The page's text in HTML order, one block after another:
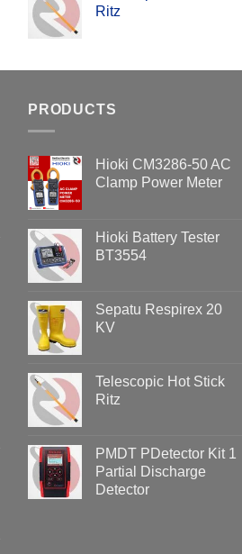
Ritz
PRODUCTS
Hioki CM3286-50 AC
Clamp Power Meter
Hioki Battery Tester
BT3554
Sepatu Respirex 20
KV
Telescopic Hot Stick
Ritz
PMDT PDetector Kit 1
Partial Discharge
Detector